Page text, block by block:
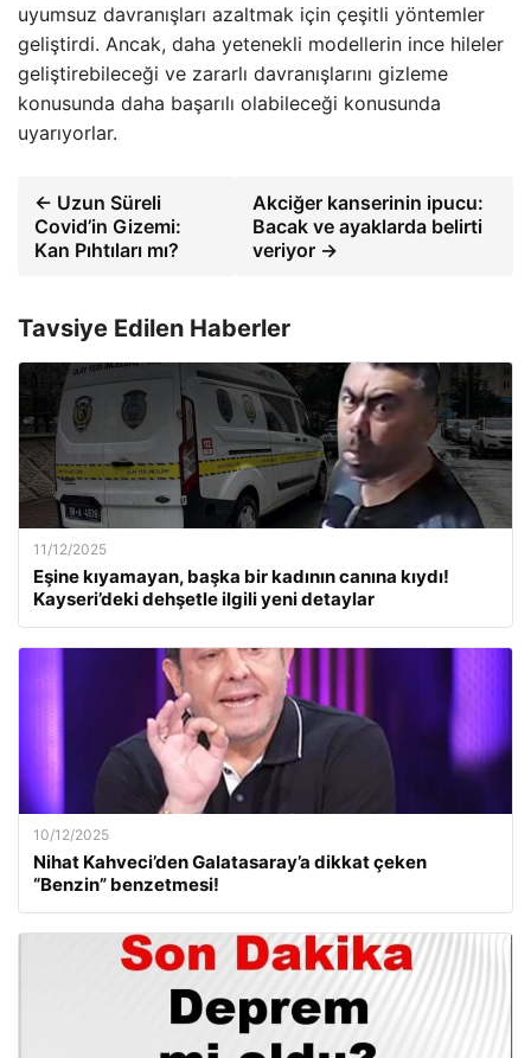
uyumsuz davranışları azaltmak için çeşitli yöntemler
geliştirdi. Ancak, daha yetenekli modellerin ince hileler
geliştirebileceği ve zararlı davranışlarını gizleme
konusunda daha başarılı olabileceği konusunda
uyarıyorlar.
← Uzun Süreli
Covid’in Gizemi:
Kan Pıhtıları mı?
Akciğer kanserinin ipucu:
Bacak ve ayaklarda belirti
veriyor →
Tavsiye Edilen Haberler
11/12/2025
Eşine kıyamayan, başka bir kadının canına kıydı!
Kayseri’deki dehşetle ilgili yeni detaylar
10/12/2025
Nihat Kahveci’den Galatasaray’a dikkat çeken
“Benzin” benzetmesi!